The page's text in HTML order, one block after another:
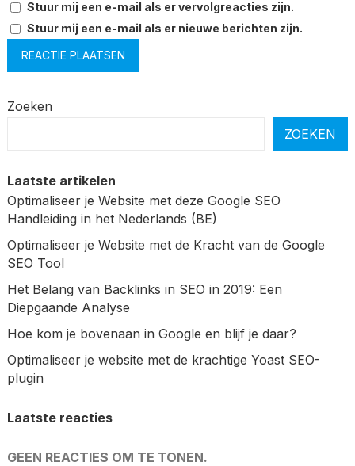
Stuur mij een e-mail als er vervolgreacties zijn.
Stuur mij een e-mail als er nieuwe berichten zijn.
Zoeken
ZOEKEN
Laatste artikelen
Optimaliseer je Website met deze Google SEO
Handleiding in het Nederlands (BE)
Optimaliseer je Website met de Kracht van de Google
SEO Tool
Het Belang van Backlinks in SEO in 2019: Een
Diepgaande Analyse
Hoe kom je bovenaan in Google en blijf je daar?
Optimaliseer je website met de krachtige Yoast SEO-
plugin
Laatste reacties
GEEN REACTIES OM TE TONEN.